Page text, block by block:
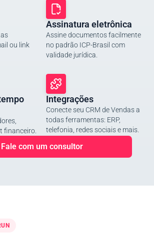
ou link
Assinatura eletrônica
Assine documentos facilmente
no padrão ICP-Brasil com
validade jurídica.
financeiro.
Integrações
Conecte seu CRM de Vendas a
todas ferramentas: ERP,
telefonia, redes sociais e mais.
Fale com um consultor